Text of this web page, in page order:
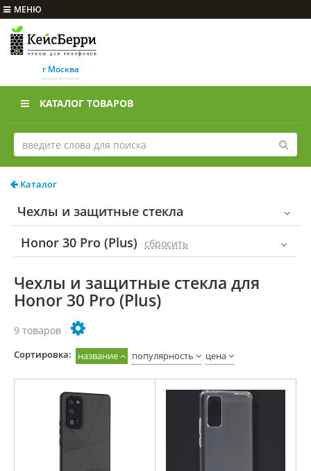
МЕНЮ
г Москва
КАТАЛОГ ТОВАРОВ
Каталог
Чехлы и защитные стекла
Honor 30 Pro (Plus)
cбросить
Чехлы и защитные стекла для
Honor 30 Pro (Plus)
9 товаров
Cортировка: название популярность цена